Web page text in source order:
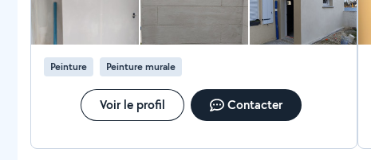
Peinture Peinture murale
Voir le profil Contacter